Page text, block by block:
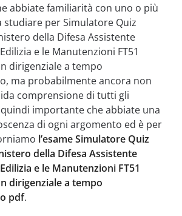
abbiate familiarità con uno o più
studiare per Simulatore Quiz
della Difesa Assistente
e le Manutenzioni FT51
dirigenziale a tempo
ma probabilmente ancora non
comprensione di tutti gli
importante che abbiate una
di ogni argomento ed è per
l’esame Simulatore Quiz
della Difesa Assistente
e le Manutenzioni FT51
dirigenziale a tempo
pdf.